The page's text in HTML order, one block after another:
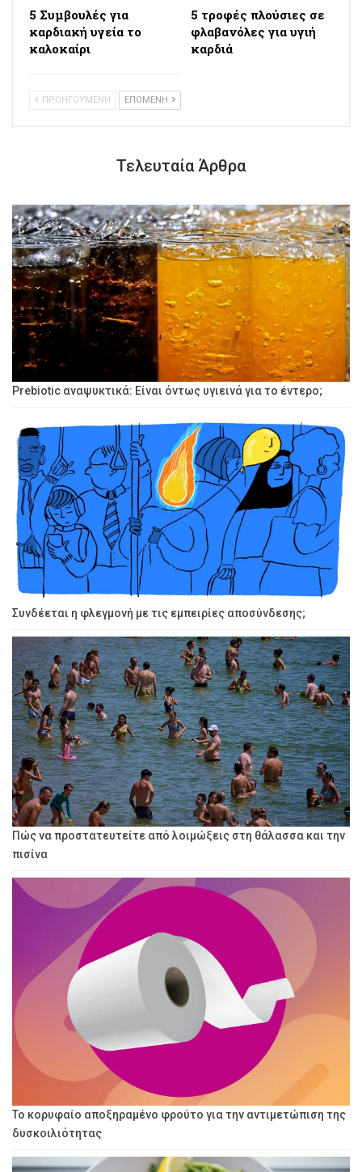
5 Συμβουλές για
καρδιακή υγεία το
καλοκαίρι
5 τροφές πλούσιες σε
φλαβανόλες για υγιή
καρδιά
ΠΡΟΗΓΟΥΜΕΝΗ ΕΠΟΜΕΝΗ
Τελευταία Άρθρα
Prebiotic αναψυκτικά: Είναι όντως υγιεινά για το έντερο;
Συνδέεται η φλεγμονή με τις εμπειρίες αποσύνδεσης;
Πώς να προστατευτείτε από λοιμώξεις στη θάλασσα και την
πισίνα
Το κορυφαίο αποξηραμένο φρούτο για την αντιμετώπιση της
δυσκοιλιότητας